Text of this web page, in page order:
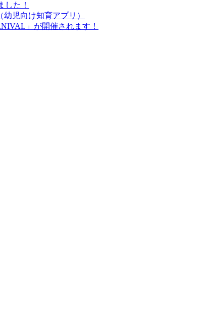
した！
児向け知育アプリ）
」が開催されます！